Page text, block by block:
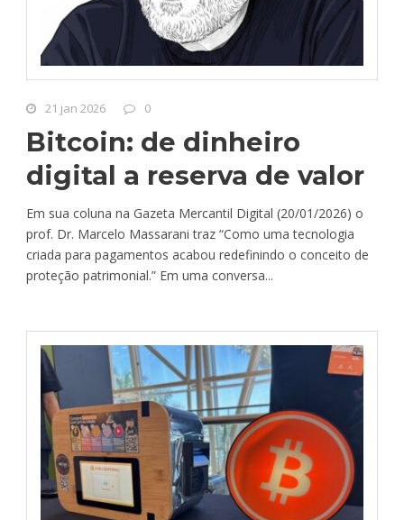
21 jan 2026 0
Bitcoin: de dinheiro
digital a reserva de valor
Em sua coluna na Gazeta Mercantil Digital (20/01/2026) o
prof. Dr. Marcelo Massarani traz “Como uma tecnologia
criada para pagamentos acabou redefinindo o conceito de
proteção patrimonial.” Em uma conversa...